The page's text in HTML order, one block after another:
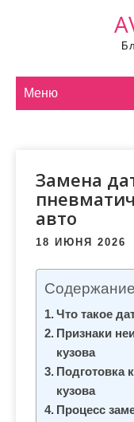
Меню
Замена
авто
18 ИЮНЯ 2026
Содержание
Что такое
Признаки
кузова
Подготовка
кузова
Процесс